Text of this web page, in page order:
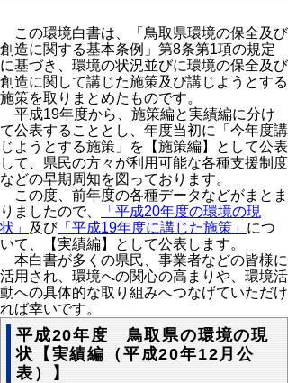
この環境白書は、「鳥取県環境の保全及び
創造に関する基本条例」第8条第1項の規定
に基づき、環境の状況並びに環境の保全及び
創造に関して講じた施策及び講じようとする
施策を取りまとめたものです。
平成19年度から、施策編と実績編に分け
て公表することとし、年度当初に「今年度講
じようとする施策」を【施策編】として公表
して、県民の方々が利用可能な各種支援制度
などの早期周知を図っております。
この度、前年度の各種データなどがまとま
りましたので、
「平成20年度の環境の現
状」
及び「平成19年度に講じた施策」 につ
いて、【実績編】として公表します。
本白書が多くの県民、事業者などの皆様に
活用され、環境への関心の高まりや、環境活
動への具体的な取り組みへつなげていただけ
れば幸いです。
平成20年度 鳥取県の環境の現
状【実績編（平成20年12月公
表）】